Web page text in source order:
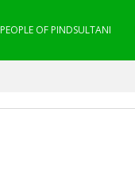
PEOPLE OF PINDSULTANI